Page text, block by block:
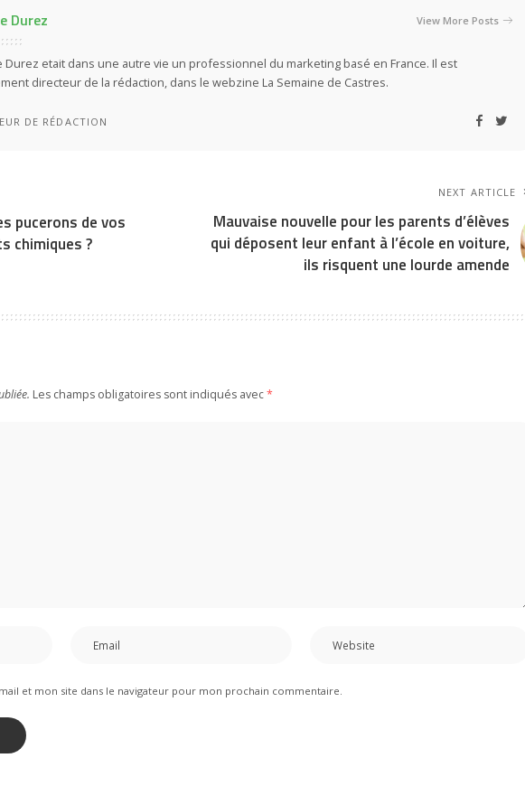
Durez View More Posts
Durez etait dans une autre vie un professionnel du marketing basé en France. Il est
directeur de la rédaction, dans le webzine La Semaine de Castres.
DE RÉDACTION
pucerons de vos
chimiques ?
NEXT ARTICLE
Mauvaise nouvelle pour les parents d’élèves
qui déposent leur enfant à l’école en voiture,
ils risquent une lourde amende
Les champs obligatoires sont indiqués avec*
et mon site dans le navigateur pour mon prochain commentaire.